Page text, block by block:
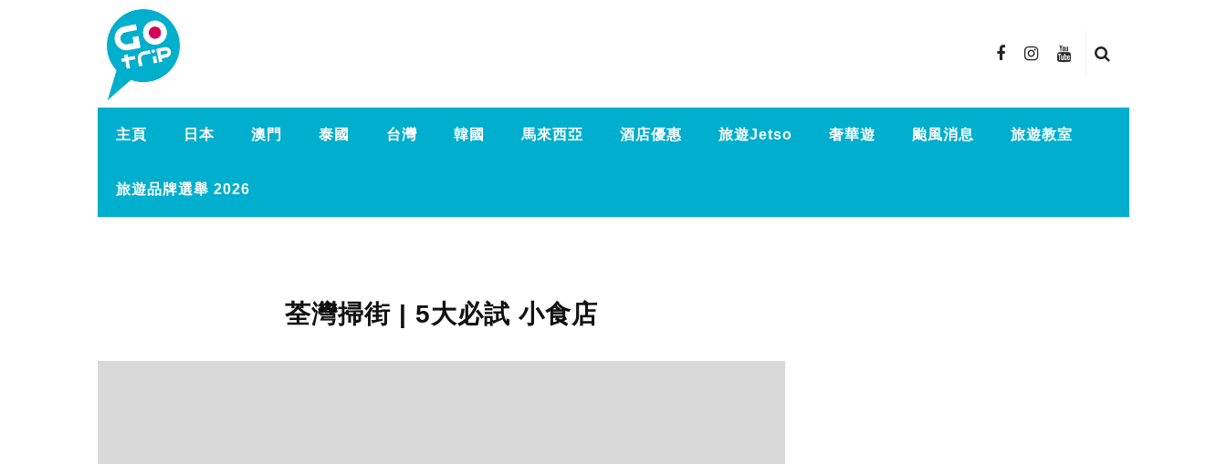
主頁 日本 澳門 泰國 台灣 韓國 馬來西亞 酒店優惠 旅遊Jetso 奢華遊 颱風消息 旅遊教室
旅遊品牌選舉 2026
荃灣掃街 | 5大必試 小食店